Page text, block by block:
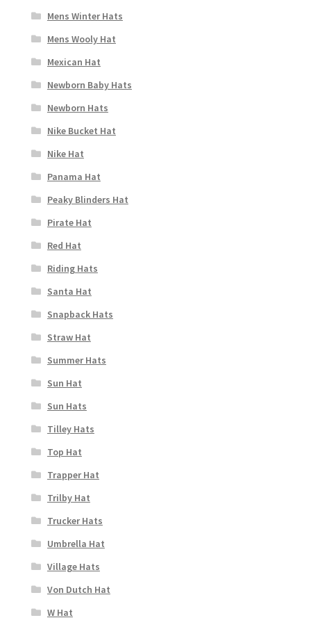
Mens Winter Hats
Mens Wooly Hat
Mexican Hat
Newborn Baby Hats
Newborn Hats
Nike Bucket Hat
Nike Hat
Panama Hat
Peaky Blinders Hat
Pirate Hat
Red Hat
Riding Hats
Santa Hat
Snapback Hats
Straw Hat
Summer Hats
Sun Hat
Sun Hats
Tilley Hats
Top Hat
Trapper Hat
Trilby Hat
Trucker Hats
Umbrella Hat
Village Hats
Von Dutch Hat
W Hat